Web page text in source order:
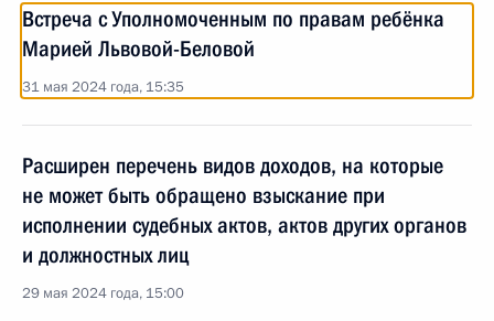
Встреча с Уполномоченным по правам ребёнка
Марией Львовой-Беловой
31 мая 2024 года, 15:35
Расширен перечень видов доходов, на которые
не может быть обращено взыскание при
исполнении судебных актов, актов других органов
и должностных лиц
29 мая 2024 года, 15:00